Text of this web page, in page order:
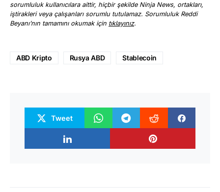
sorumluluk kullanıcılara aittir, hiçbir şekilde Ninja News, ortakları,
iştirakleri veya çalışanları sorumlu tutulamaz. Sorumluluk Reddi
Beyanı’nın tamamını okumak için tıklayınız.
ABD Kripto Rusya ABD Stablecoin
Tweet